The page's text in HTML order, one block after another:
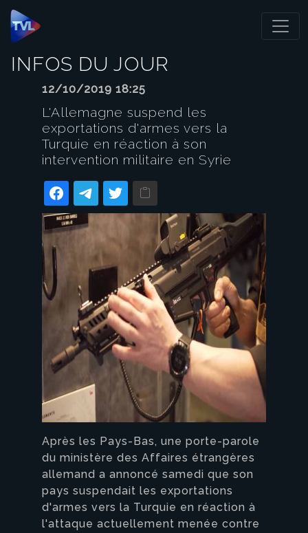
Panneau de gestion des cookies
INFOS DU JOUR
12/10/2019 18:25
L'Allemagne suspend les
exportations d'armes vers la
Turquie en réaction à son
intervention militaire en Syrie
Après les Pays-Bas, une porte-parole
du ministère des Affaires étrangères
allemand a annoncé samedi que son
pays suspendait les exportations
d'armes vers la Turquie en réaction à
l'attaque actuellement menée contre